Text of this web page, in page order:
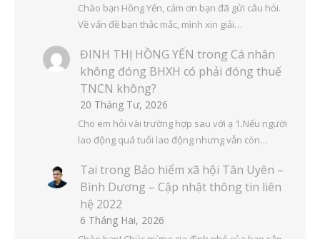
Chào bạn Hồng Yến, cảm ơn bạn đã gửi câu hỏi.
Về vấn đề bạn thắc mắc, mình xin giải…
ĐINH THỊ HỒNG YẾN trong Cá nhân
không đóng BHXH có phải đóng thuế
TNCN không?
20 Tháng Tư, 2026
Cho em hỏi vài trường hợp sau với ạ 1.Nếu người
lao động quá tuổi lao động nhưng vẫn còn…
Tai trong Bảo hiểm xã hội Tân Uyên –
Bình Dương – Cập nhật thông tin liên
hệ 2022
6 Tháng Hai, 2026